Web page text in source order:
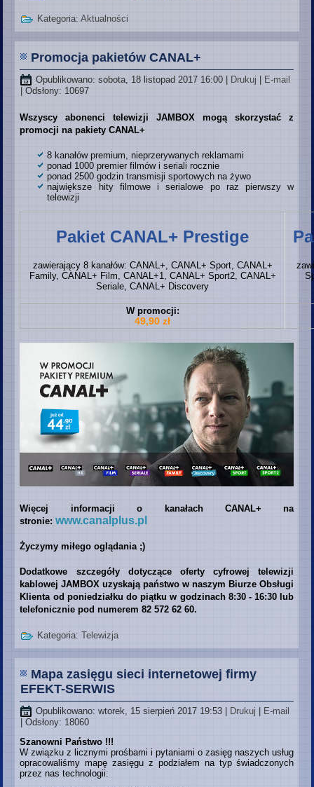
Kategoria:Aktualności
Promocja pakietów CANAL+
Opublikowano: sobota, 18 listopad 2017 16:00 | Drukuj | E-mail
| Odsłony: 10697
Wszyscy abonenci telewizji JAMBOX mogą skorzystać z
promocji na pakiety CANAL+
8 kanałów premium, nieprzerywanych reklamami
ponad 1000 premier filmów i seriali rocznie
ponad 2500 godzin transmisji sportowych na żywo
największe hity filmowe i serialowe po raz pierwszy w
telewizji
Pakiet CANAL+ Prestige
zawierający 8 kanałów: CANAL+, CANAL+ Sport, CANAL+
Family, CANAL+ Film, CANAL+1, CANAL+ Sport2, CANAL+
Seriale, CANAL+ Discovery
W promocji:
49,90 zł
Więcej informacji o kanałach CANAL+ na
stronie:www.canalplus.pl
Życzymy miłego oglądania ;)
Dodatkowe szczegóły dotyczące oferty cyfrowej telewizji
kablowej JAMBOX uzyskają państwo w naszym Biurze Obsługi
Klienta od poniedziałku do piątku w godzinach 8:30 - 16:30 lub
telefonicznie pod numerem 82 572 62 60.
Kategoria:Telewizja
Mapa zasięgu sieci internetowej firmy
EFEKT-SERWIS
Opublikowano: wtorek, 15 sierpień 2017 19:53 | Drukuj | E-mail
| Odsłony: 18060
Szanowni Państwo !!!
W związku z licznymi prośbami i pytaniami o zasięg naszych usług
opracowaliśmy mapę zasięgu z podziałem na typ świadczonych
przez nas technologii: